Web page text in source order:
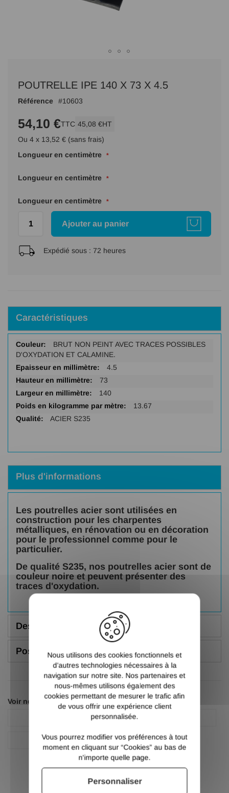
début
d’images
POUTRELLE IPE 140 X 73 X 4.5
Référence 10603
54,10 €TTC 45,08 €HT
Ou 4 x 13,52 € (sans frais)
Longueur en centimètre
Longueur en centimètre
Longueur en centimètre
Ajouter au panier
Expédié sous : 72 heures
Caractéristiques
Plus
d'infos
BRUT NON PEINT AVEC TRACES POSSIBLES
D'OXYDATION ET CALAMINE.
4.5
73
140
13.67
ACIER S235
Plus d'informations
Les poutrelles acier sont utilisées en
construction pour les charpentes
métalliques, en rénovation ou en décoration
pour le professionnel comme pour le
particulier.
De qualité S235, nos poutrelles acier sont de
couleur noire et peuvent présenter des
traces d'oxydation.
Description
Poser une question
Voir nos autres pages :
Poutrelle IPE acier
Nous utilisons des cookies fonctionnels et
d’autres technologies nécessaires à la
navigation sur notre site. Nos partenaires et
nous-mêmes utilisons également des
cookies permettant de mesurer le trafic afin
de vous offrir une expérience client
personnalisée.
Vous pourrez modifier vos préférences à tout
moment en cliquant sur “Cookies” au bas de
n'importe quelle page.
Personnaliser